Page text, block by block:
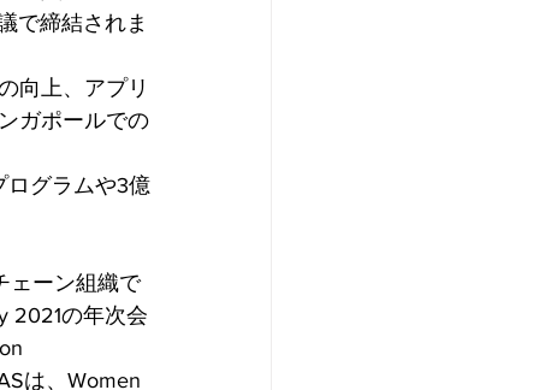
で締結されま
向上、アプリ
ガポールでの
ログラムや3億
ェーン組織で
2021の年次会
は、Women